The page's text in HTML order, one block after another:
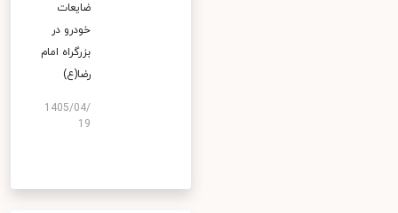
ضایعات
خودرو در
بزرگراه امام
رضا(ع)
1405/04/
19